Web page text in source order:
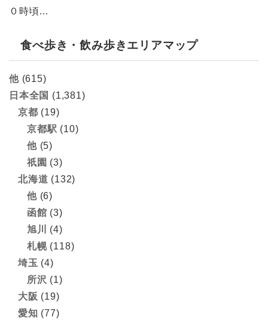
０時頃…
食べ歩き・飲み歩きエリアマップ
他(615)
日本全国 (1,381)
京都 (19)
京都駅 (10)
他(5)
祇園 (3)
北海道 (132)
他(6)
函館 (3)
旭川
(4)
札幌(118)
埼玉 (4)
所沢 (1)
大阪 (19)
愛知 (77)